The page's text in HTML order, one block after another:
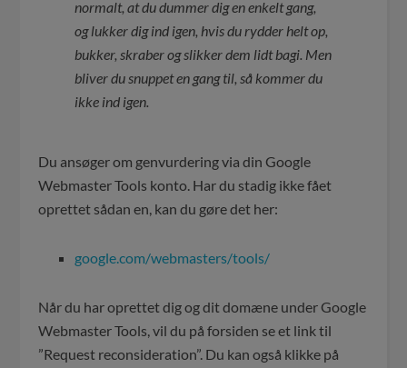
normalt, at du dummer dig en enkelt gang,
og lukker dig ind igen, hvis du rydder helt op,
bukker, skraber og slikker dem lidt bagi. Men
bliver du snuppet en gang til, så kommer du
ikke ind igen.
Du ansøger om genvurdering via din Google
Webmaster Tools konto. Har du stadig ikke fået
oprettet sådan en, kan du gøre det her:
google.com/webmasters/tools/
Når du har oprettet dig og dit domæne under Google
Webmaster Tools, vil du på forsiden se et link til
”Request reconsideration”. Du kan også klikke på